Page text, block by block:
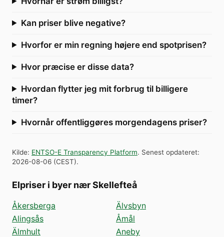
Kan priser blive negative?
Hvorfor er min regning højere end spotprisen?
Hvor præcise er disse data?
Hvordan flytter jeg mit forbrug til billigere
timer?
Hvornår offentliggøres morgendagens priser?
Kilde: ENTSO-E Transparency Platform. Senest opdateret:
2026-08-06 (CEST).
Elpriser i byer nær Skellefteå
Åkersberga
Alingsås
Älmhult
Älvsbyn
Åmål
Aneby